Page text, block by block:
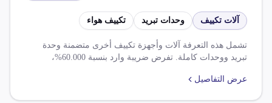
آلات تكييف وحدات تبريد تكييف هواء
تشمل هذه التعرفة آلات وأجهزة تكييف أخرى متضمنة وحدة
تبريد ووحدات كاملة. تفرض ضريبة وارد بنسبة 60.000%،
14.000%. يجب الحصول على موافقة مختومة لاستيراد الصنف،
عرض التفاصيل